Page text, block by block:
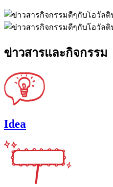
ข่าวสารและกิจกรรม
Idea